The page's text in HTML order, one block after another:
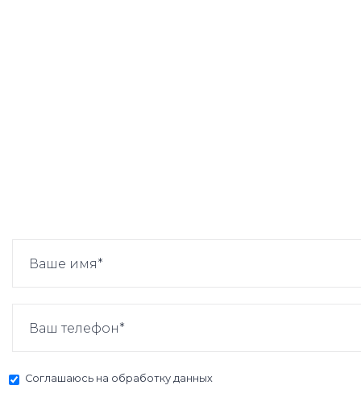
Соглашаюсь на обработку данных